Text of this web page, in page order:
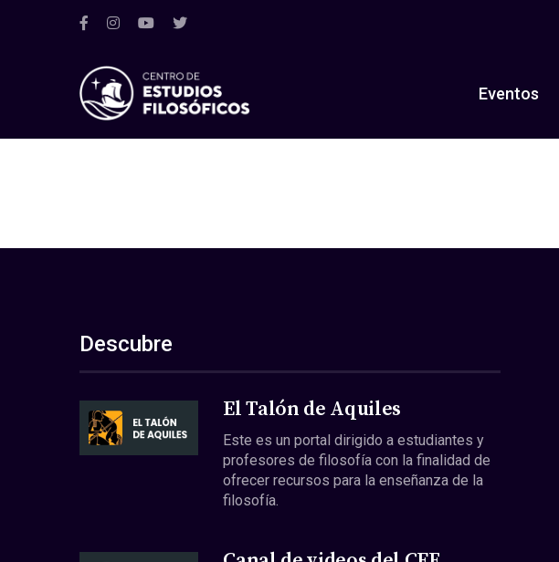
Eventos
Descubre
El Talón de Aquiles
Este es un portal dirigido a estudiantes y
profesores de filosofía con la finalidad de
ofrecer recursos para la enseñanza de la
filosofía.